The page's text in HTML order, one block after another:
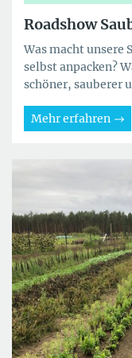
Roadshow
Was macht unsere
selbst anpacken?
schöner, sauberer
Mehr erfahren